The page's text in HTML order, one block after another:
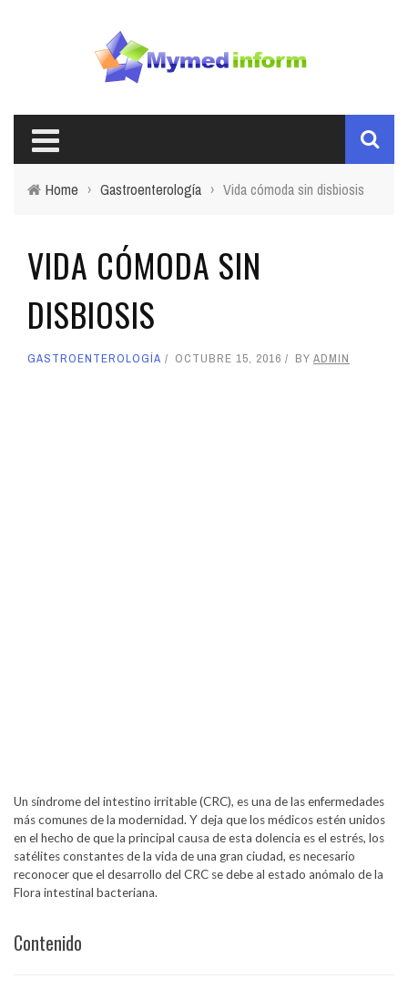
Home › Gastroenterología › Vida cómoda sin disbiosis
VIDA CÓMODA SIN
DISBIOSIS
GASTROENTEROLOGÍA OCTUBRE 15, 2016 BY ADMIN
Un síndrome del intestino irritable (CRC), es una de las enfermedades
más comunes de la modernidad. Y deja que los médicos estén unidos
en el hecho de que la principal causa de esta dolencia es el estrés, los
satélites constantes de la vida de una gran ciudad, es necesario
reconocer que el desarrollo del CRC se debe al estado anómalo de la
Flora intestinal bacteriana.
Contenido